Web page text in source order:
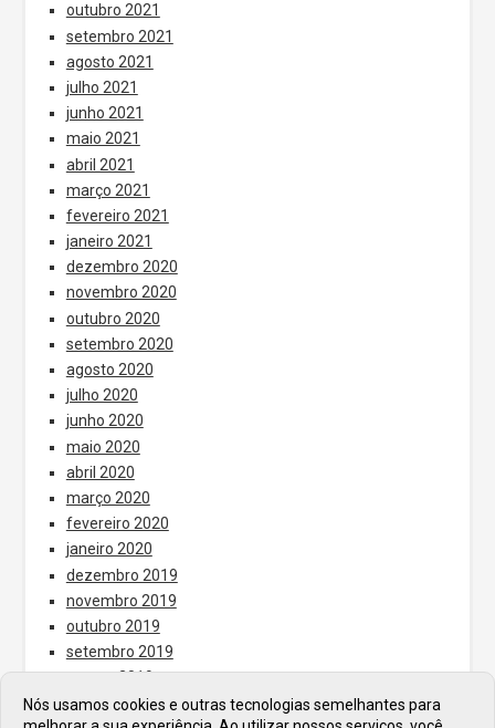
outubro 2021
setembro 2021
agosto 2021
julho 2021
junho 2021
maio 2021
abril 2021
março 2021
fevereiro 2021
janeiro 2021
dezembro 2020
novembro 2020
outubro 2020
setembro 2020
agosto 2020
julho 2020
junho 2020
maio 2020
abril 2020
março 2020
fevereiro 2020
janeiro 2020
dezembro 2019
novembro 2019
outubro 2019
setembro 2019
agosto 2019
julho 2019
Nós usamos cookies e outras tecnologias semelhantes para